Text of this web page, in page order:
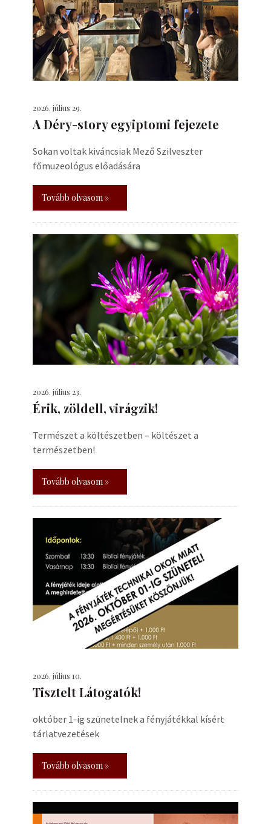
2026. július 29.
A Déry-story egyiptomi fejezete
Sokan voltak kiváncsiak Mező Szilveszter
főmuzeológus előadására
Tovább olvasom »
2026. július 23.
Érik, zöldell, virágzik!
Természet a költészetben – költészet a
természetben!
Tovább olvasom »
2026. július 10.
Tisztelt Látogatók!
október 1-ig szünetelnek a fényjátékkal kísért
tárlatvezetések
Tovább olvasom »